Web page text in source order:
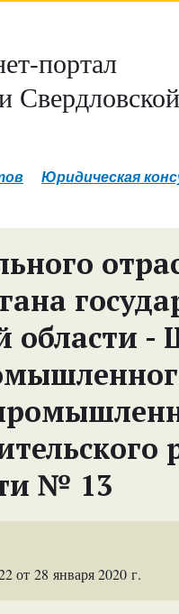
портал
Юридическая
области -
№ 13
от 28 января 2020 г.